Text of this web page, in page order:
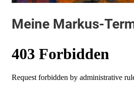
Meine Markus-